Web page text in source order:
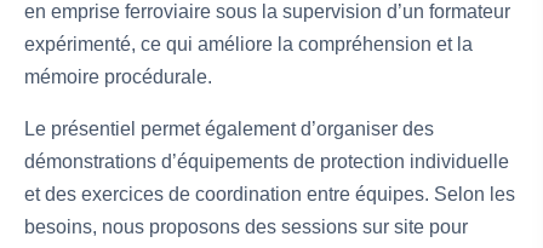
en emprise ferroviaire sous la supervision d’un formateur
expérimenté, ce qui améliore la compréhension et la
mémoire procédurale.
Le présentiel permet également d’organiser des
démonstrations d’équipements de protection individuelle
et des exercices de coordination entre équipes. Selon les
besoins, nous proposons des sessions sur site pour